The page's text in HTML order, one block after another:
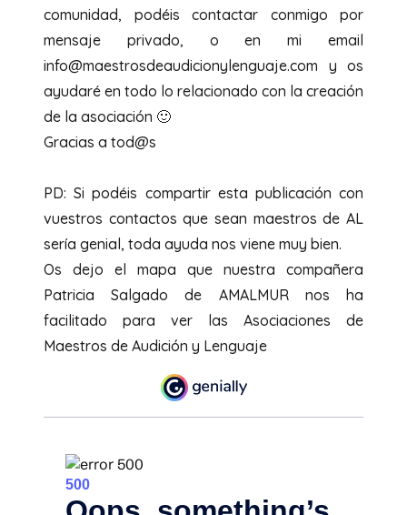
comunidad, podéis contactar conmigo por
mensaje privado, o en mi email
info@maestrosdeaudicionylenguaje.com y os
ayudaré en todo lo relacionado con la creación
de la asociación 🙂
Gracias a tod@s
PD: Si podéis compartir esta publicación con
vuestros contactos que sean maestros de AL
sería genial, toda ayuda nos viene muy bien.
Os dejo el mapa que nuestra compañera
Patricia Salgado de AMALMUR nos ha
facilitado para ver las Asociaciones de
Maestros de Audición y Lenguaje